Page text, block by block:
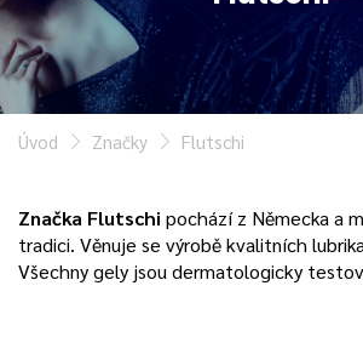
Úvod Značky Flutschi
Značka Flutschi pochází z Německa a
tradici. Věnuje se výrobě kvalitních
Všechny gely jsou dermatologicky